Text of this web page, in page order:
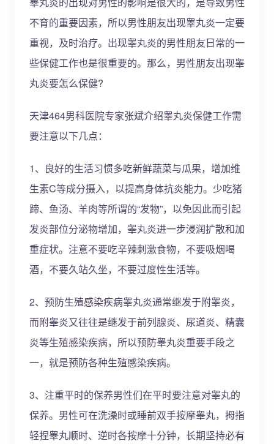
不育的重要因素，所以男性朋友出现睾丸炎一定要
重视，及时治疗。出现睾丸炎的男性朋友日常的一
些保健工作也是很重要的。那么，男性朋友出现睾
丸炎要怎么保健?
天津464男科医院专家张斌介绍睾丸炎保健工作需
要注意以下几点：
1、良好的生活习惯多吃新鲜蔬菜与瓜果，增加维
生素C等成分摄入，以提高身体抗炎能力。少吃猪
蹄、鱼汤、羊肉等所谓的“发物”，以免因此而引起
发炎部位分泌物增加，睾丸炎进一步浸润扩散和加
重症状。注意不要吃辛辣刺激食物，不要吸烟喝
酒，不要久站久坐，不要过度性生活等。
2、预防生殖感染疾病睾丸炎通常继发于附睾炎，
而附睾炎又往往是继发于前列腺炎、尿道炎、精囊
炎等生殖感染疾病，所以预防睾丸炎重要手段之
一，就是预防各种生殖感染疾病。
3、注重平时的保养男性们在平时要注意对睾丸的
保养。男性可在洗澡时或睡前双手按摩睾丸，拇指
轻捏睾丸顺时、逆时各按摩十分钟，长期坚持必有